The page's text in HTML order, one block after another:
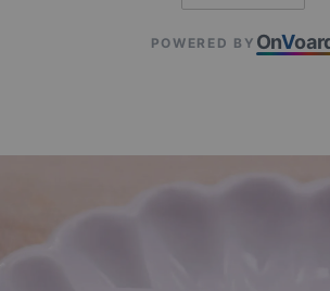
POWERED BY OnV